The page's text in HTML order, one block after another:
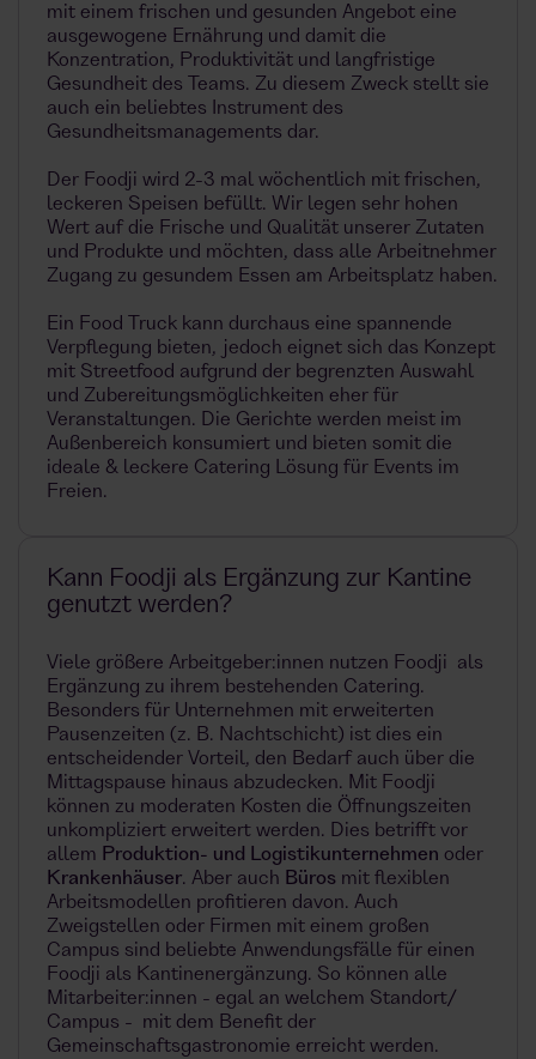
mit einem frischen und gesunden Angebot eine
ausgewogene Ernährung und damit die
Konzentration, Produktivität und langfristige
Gesundheit des Teams. Zu diesem Zweck stellt sie
auch ein beliebtes Instrument des
Gesundheitsmanagements dar.
Der Foodji wird 2-3 mal wöchentlich mit frischen,
leckeren Speisen befüllt. Wir legen sehr hohen
Wert auf die Frische und Qualität unserer Zutaten
und Produkte und möchten, dass alle Arbeitnehmer
Zugang zu gesundem Essen am Arbeitsplatz haben.
Ein Food Truck kann durchaus eine spannende
Verpflegung bieten, jedoch eignet sich das Konzept
mit Streetfood aufgrund der begrenzten Auswahl
und Zubereitungsmöglichkeiten eher für
Veranstaltungen. Die Gerichte werden meist im
Außenbereich konsumiert und bieten somit die
ideale & leckere Catering Lösung für Events im
Freien.
Kann Foodji als Ergänzung zur Kantine
genutzt werden?
Viele größere Arbeitgeber:innen nutzen Foodji als
Ergänzung zu ihrem bestehenden Catering.
Besonders für Unternehmen mit erweiterten
Pausenzeiten (z. B. Nachtschicht) ist dies ein
entscheidender Vorteil, den Bedarf auch über die
Mittagspause hinaus abzudecken. Mit Foodji
können zu moderaten Kosten die Öffnungszeiten
unkompliziert erweitert werden. Dies betrifft vor
allem Produktion- und Logistikunternehmen oder
Krankenhäuser. Aber auch Büros mit flexiblen
Arbeitsmodellen profitieren davon. Auch
Zweigstellen oder Firmen mit einem großen
Campus sind beliebte Anwendungsfälle für einen
Foodji als Kantinenergänzung. So können alle
Mitarbeiter:innen - egal an welchem Standort/
Campus - mit dem Benefit der
Gemeinschaftsgastronomie erreicht werden.